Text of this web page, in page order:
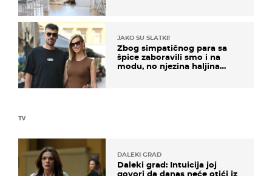
TV
DALEKI GRAD
Daleki grad: Intuicija joj
govori da danas neće otići iz
JAKO SU SLATKI!
Zbog simpatičnog para sa
špice zaboravili smo i na
modu, no njezina haljina